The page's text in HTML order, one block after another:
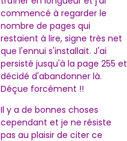
commencé à regarder le
nombre de pages qui
restaient à lire, signe très net
que l'ennui s'installait. J'ai
persisté jusqu'à la page 255 et
décidé d'abandonner là.
Déçue forcément !!
Il y a de bonnes choses
cependant et je ne résiste
pas au plaisir de citer ce